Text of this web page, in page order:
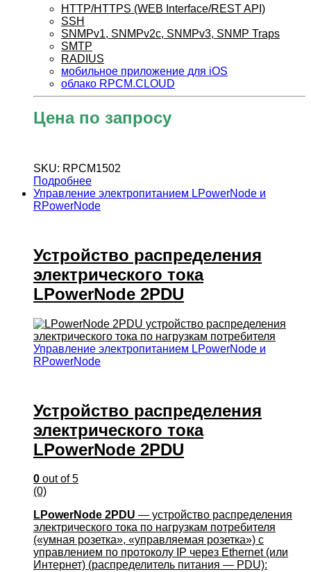
HTTP/HTTPS (WEB Interface/REST API)
SSH
SNMPv1, SNMPv2c, SNMPv3, SNMP Traps
SMTP
RADIUS
мобильное приложение для iOS
облако RPCM.CLOUD
Цена по запросу
SKU: RPCM1502
Подробнее
Управление электропитанием LPowerNode и
RPowerNode
Устройство распределения
электрического тока
LPowerNode 2PDU
Управление электропитанием LPowerNode и
RPowerNode
Устройство распределения
электрического тока
LPowerNode 2PDU
0 out of 5
(0)
LPowerNode 2PDU — устройство распределения
электрического тока по нагрузкам потребителя
(«умная розетка», «управляемая розетка») с
управлением по протоколу IP через Ethernet (или
Интернет) (распределитель питания — PDU):